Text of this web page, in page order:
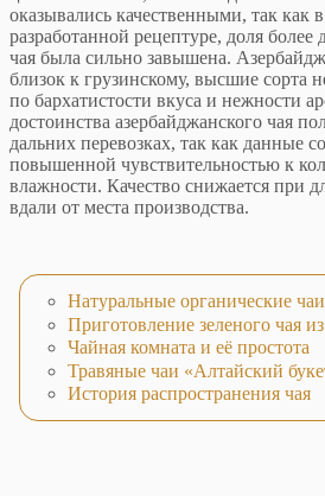
оказывались качественными, так как
разработанной рецептуре, доля более
чая была сильно завышена.
близок к грузинскому, высшие сорта
по бархатистости вкуса и нежности
достоинства азербайджанского чая
дальних перевозках, так как данные
повышенной чувствительностью к
влажности. Качество снижается при
вдали от места производства.
Натуральные органические
Приготовление зеленого чая
Чайная комната и её простота
Травяные чаи «Алтайский
История распространения чая